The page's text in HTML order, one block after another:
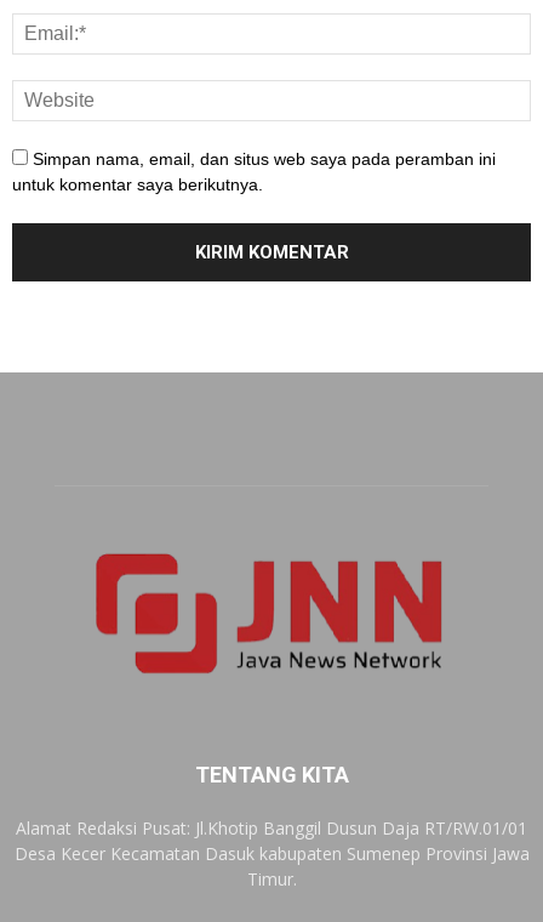
Simpan nama, email, dan situs web saya pada peramban ini
untuk komentar saya berikutnya.
TENTANG KITA
Alamat Redaksi Pusat: Jl.Khotip Banggil Dusun Daja RT/RW.01/01
Desa Kecer Kecamatan Dasuk kabupaten Sumenep Provinsi Jawa
Timur.